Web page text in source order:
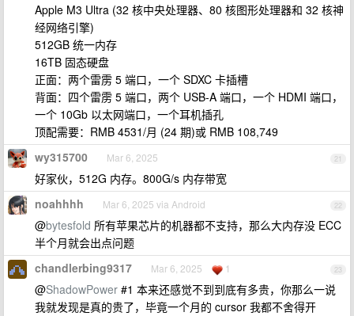
Apple M3 Ultra (32 核中央处理器、80 核图形处理器和 32 核神
经网络引擎)
512GB 统一内存
16TB 固态硬盘
正面：两个雷雳 5 端口，一个 SDXC 卡插槽
背面：四个雷雳 5 端口，两个 USB-A 端口，一个 HDMI 端口，
一个 10Gb 以太网端口，一个耳机插孔
顶配需要：RMB 4531/月 (24 期)或 RMB 108,749
21
wy315700 Mar 6, 2025
好家伙，512G 内存。800G/s 内存带宽
22
noahhhh Mar 6, 2025 via Android
@bytesfold 所有苹果芯片的机器都不支持，那么大内存没 ECC
半个月就会出点问题
23
chandlerbing9317 Mar 6, 2025 1
@ShadowPower #1 本来还感觉不到到底有多贵，你那么一说
我就发现是真的贵了，毕竟一个月的 cursor 我都不舍得开